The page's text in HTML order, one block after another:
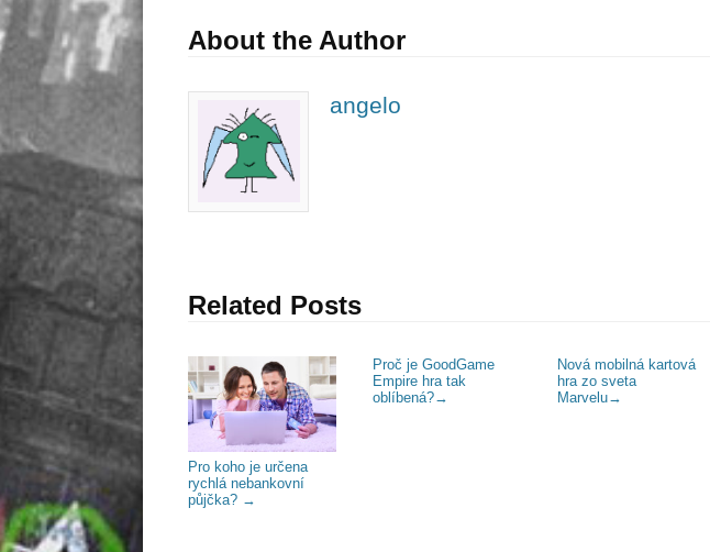
About the Author
angelo
Related Posts
Pro koho je určena
rychlá nebankovní
půjčka? →
Proč je GoodGame
Empire hra tak
oblíbená?→
Nová mobilná kartová
hra zo sveta
Marvelu→